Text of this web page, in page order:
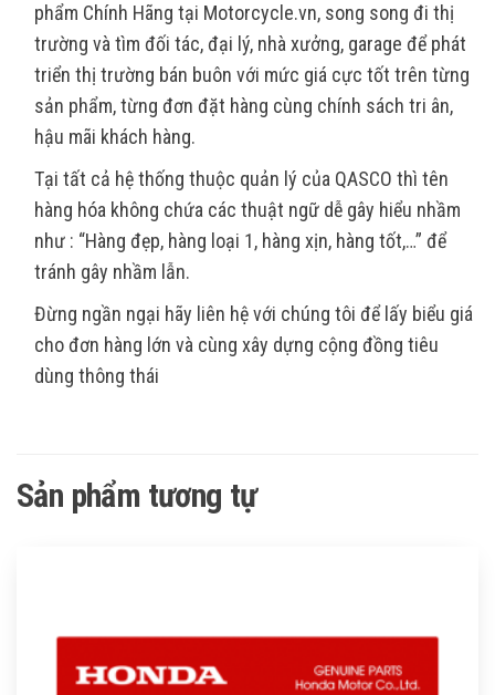
phẩm Chính Hãng tại Motorcycle.vn, song song đi thị
trường và tìm đối tác, đại lý, nhà xưởng, garage để phát
triển thị trường bán buôn với mức giá cực tốt trên từng
sản phẩm, từng đơn đặt hàng cùng chính sách tri ân,
hậu mãi khách hàng.
Tại tất cả hệ thống thuộc quản lý của QASCO thì tên
hàng hóa không chứa các thuật ngữ dễ gây hiểu nhầm
như : “Hàng đẹp, hàng loại 1, hàng xịn, hàng tốt,…” để
tránh gây nhầm lẫn.
Đừng ngần ngại hãy liên hệ với chúng tôi để lấy biểu giá
cho đơn hàng lớn và cùng xây dựng cộng đồng tiêu
dùng thông thái
Sản phẩm tương tự